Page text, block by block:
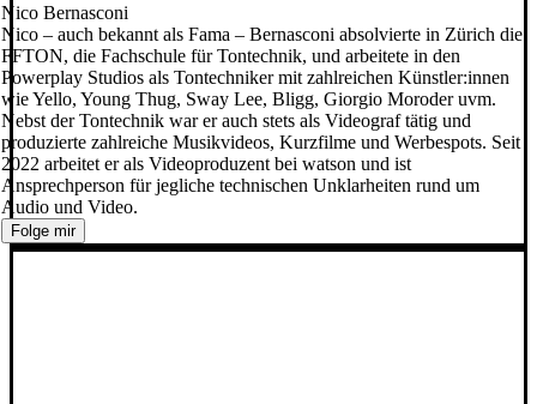
Nico Bernasconi
Nico – auch bekannt als Fama – Bernasconi absolvierte in Zürich die
FFTON, die Fachschule für Tontechnik, und arbeitete in den
Powerplay Studios als Tontechniker mit zahlreichen Künstler:innen
wie Yello, Young Thug, Sway Lee, Bligg, Giorgio Moroder uvm.
Nebst der Tontechnik war er auch stets als Videograf tätig und
produzierte zahlreiche Musikvideos, Kurzfilme und Werbespots. Seit
2022 arbeitet er als Videoproduzent bei watson und ist
Ansprechperson für jegliche technischen Unklarheiten rund um
Audio und Video.
Folge mir